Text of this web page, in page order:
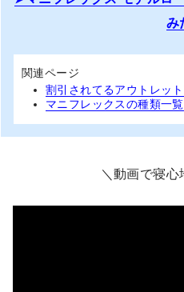
み
関連ページ
割引されてるアウトレッ
マニフレックスの種類一覧
＼動画で寝心